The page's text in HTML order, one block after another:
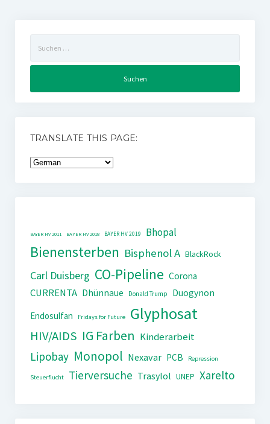
nach:
TRANSLATE THIS PAGE:
BAYER HV 2011 BAYER HV 2018 BAYER HV 2019 Bhopal
Bienensterben Bisphenol A BlackRock
Carl Duisberg CO-Pipeline Corona
CURRENTA Dhünnaue Donald Trump
Duogynon
Endosulfan
Fridays for Future Glyphosat
HIV/AIDS IG Farben Kinderarbeit
Lipobay Monopol Nexavar PCB Repression
Steuerflucht Tierversuche Trasylol UNEP Xarelto